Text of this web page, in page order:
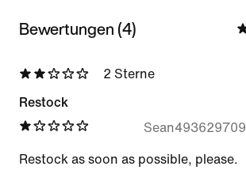
Bewertungen (4)
2 Sterne
Restock
Sean493629709
Restock as soon as possible, please.